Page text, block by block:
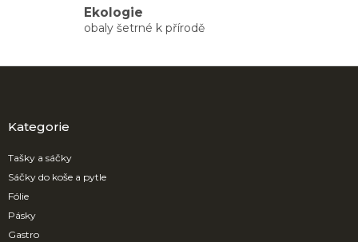
s
u
Ekologie
obaly šetrné k přírodě
aKategorie
Tašky a sáčky
Sáčky do koše a pytle
Fólie
Pásky
Gastro